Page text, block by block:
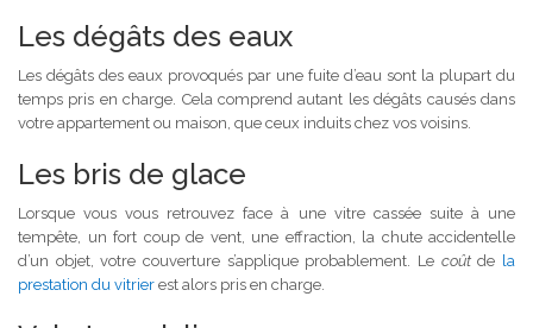
Les dégâts des eaux
Les dégâts des eaux provoqués par une fuite d’eau sont la plupart du
temps pris en charge. Cela comprend autant les dégâts causés dans
votre appartement ou maison, que ceux induits chez vos voisins.
Les bris de glace
Lorsque vous vous retrouvez face à une vitre cassée suite à une
tempête, un fort coup de vent, une effraction, la chute accidentelle
d’un objet, votre couverture s’applique probablement. Le coûtde
la
prestation du vitrier est alors pris en charge.